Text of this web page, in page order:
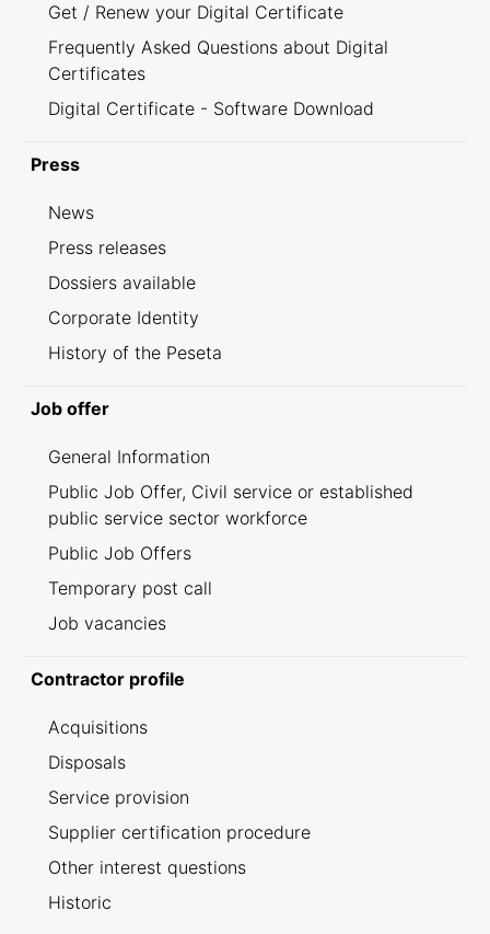
Get / Renew your Digital Certificate
Frequently Asked Questions about Digital
Certificates
Digital Certificate - Software Download
Press
News
Press releases
Dossiers available
Corporate Identity
History of the Peseta
Job offer
General Information
Public Job Offer, Civil service or established
public service sector workforce
Public Job Offers
Temporary post call
Job vacancies
Contractor profile
Acquisitions
Disposals
Service provision
Supplier certification procedure
Other interest questions
Historic